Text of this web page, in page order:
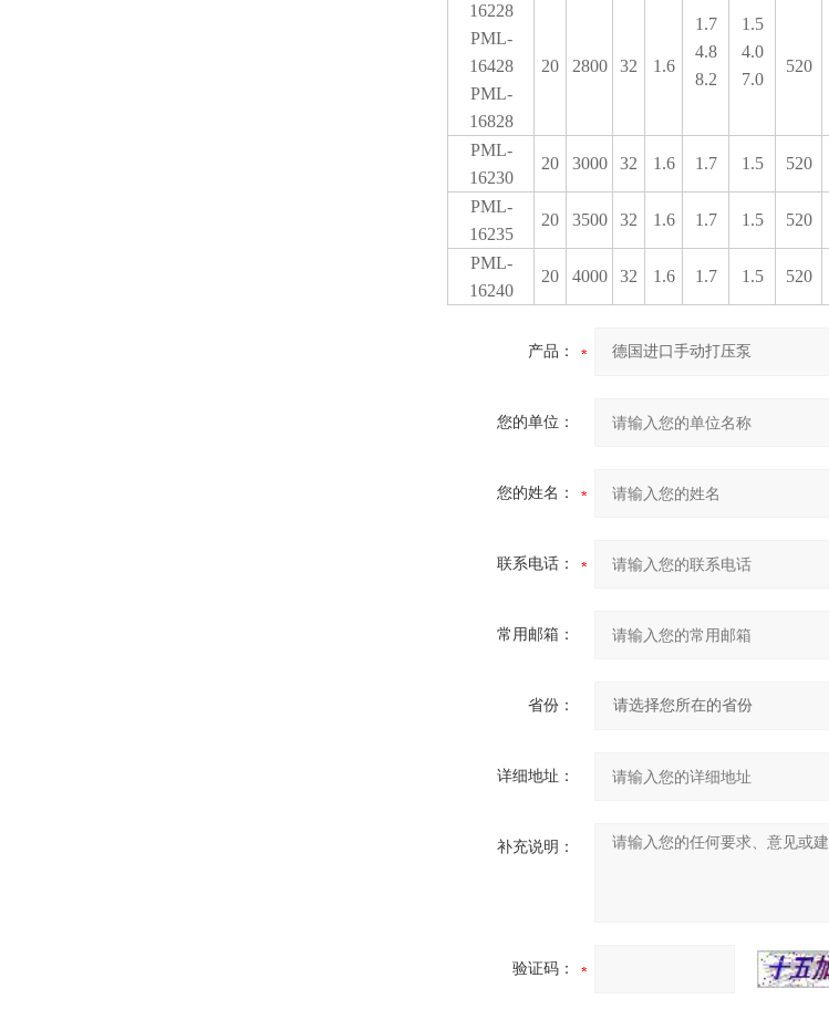
16228
PML-
16428
PML-
16828
20 2800 32 1.6
1.7
4.8
8.2
1.5
4.0
7.0
520
PML-
16230
20 3000 32 1.6 1.7 1.5 520
PML-
16235
20 3500 32 1.6 1.7 1.5 520
PML-
16240
20 4000 32 1.6 1.7 1.5 520
产品：
您的单位：
您的姓名：
联系电话：
常用邮箱：
省份：
详细地址：
补充说明：
验证码：